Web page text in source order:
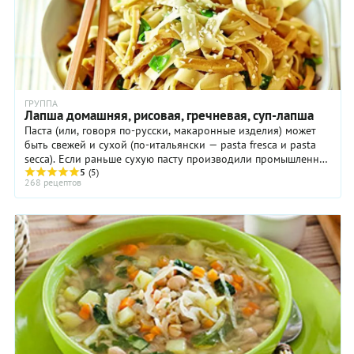
так он
станет
значительно
вкуснее.
нейтральным
вкусом
отлично
сочетаются
грибами,
что
отмечают
все, кто
пробует
такой
суп.
Споры
иногда
вызывает
зажарка:
некоторые
считают,
что
добавлять
морковь
в это
первое
не стоит.
ГРУППА
Лапша домашняя, рисовая, гречневая, суп-лапша
Паста (или, говоря по-русски, макаронные изделия) может
быть свежей и сухой (по-итальянски — pasta fresca и pasta
secca). Если раньше сухую пасту производили промышленно,
а свежую — исключительно дома ...
5 (5)
268 рецептов